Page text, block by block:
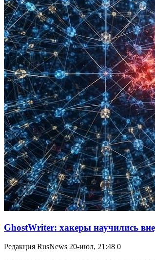
GhostWriter: хакеры научились
Редакция RusNews 20-июл, 21:48 0